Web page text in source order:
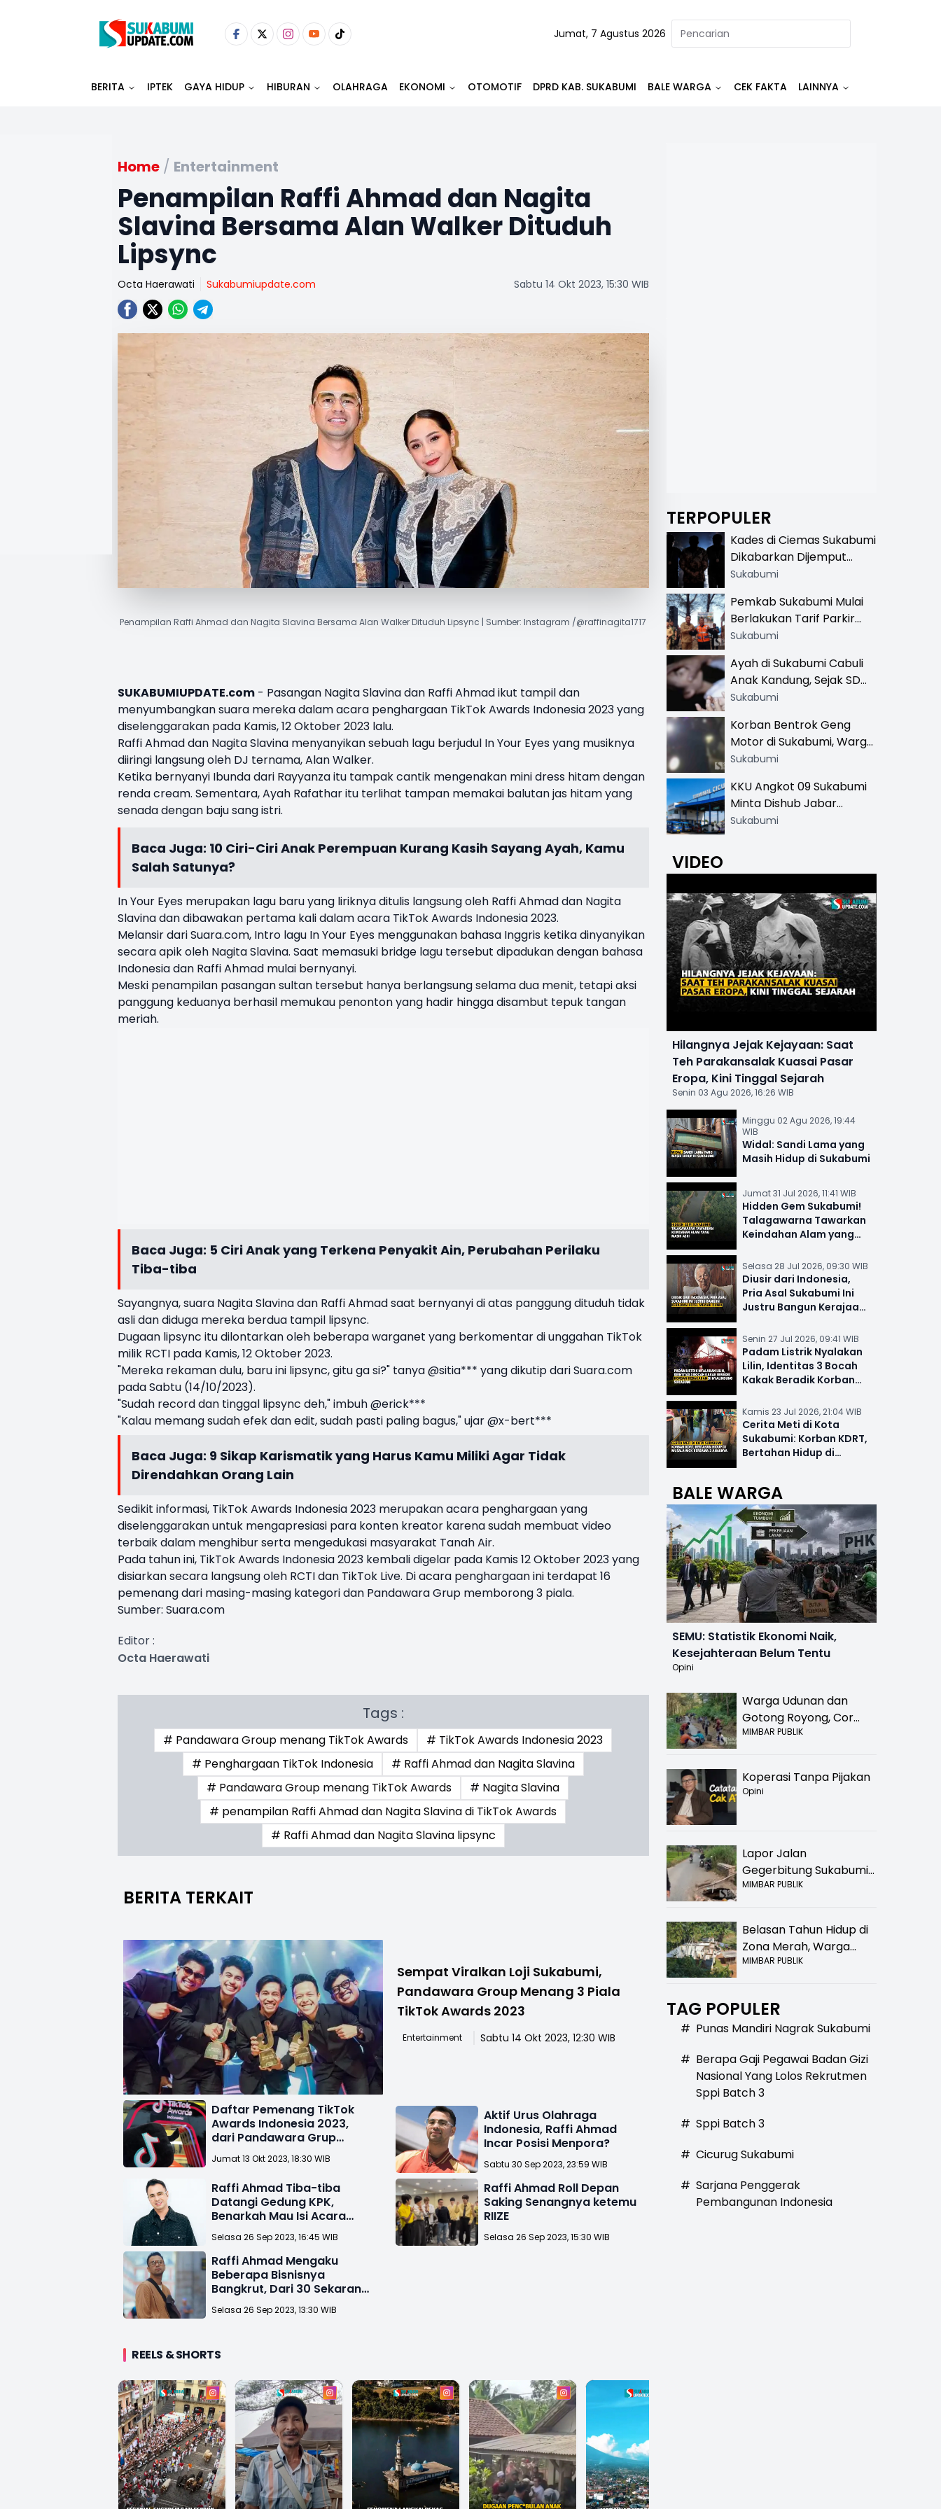
Jumat, 7 Agustus 2026
BERITA IPTEK GAYA HIDUP HIBURAN OLAHRAGA EKONOMI OTOMOTIF DPRD KAB. SUKABUMI BALE WARGA CEK FAKTA LAINNYA
Home / Entertainment
Penampilan Raffi Ahmad dan Nagita
Slavina Bersama Alan Walker Dituduh
Lipsync
Octa Haerawati Sukabumiupdate.com Sabtu 14 Okt 2023, 15:30 WIB
Penampilan Raffi Ahmad dan Nagita Slavina Bersama Alan Walker Dituduh Lipsync | Sumber: Instagram /@raffinagita1717
SUKABUMIUPDATE.com - Pasangan Nagita Slavinadan Raffi Ahmad ikut tampil dan
menyumbangkan suara mereka dalam acara penghargaan TikTok Awards Indonesia 2023yang
diselenggarakan pada Kamis, 12 Oktober 2023 lalu.
Raffi Ahmad dan Nagita Slavina menyanyikan sebuah lagu berjudul In Your Eyes yang musiknya
diiringi langsung oleh DJ ternama, Alan Walker.
Ketika bernyanyi Ibunda dari Rayyanza itu tampak cantik mengenakan mini dress hitam dengan
renda cream. Sementara, Ayah Rafathar itu terlihat tampan memakai balutan jas hitam yang
senada dengan baju sang istri.
Baca Juga: 10 Ciri-Ciri Anak Perempuan Kurang Kasih Sayang Ayah, Kamu
Salah Satunya?
In Your Eyes merupakan lagu baru yang liriknya ditulis langsung oleh Raffi Ahmad dan Nagita
Slavina dan dibawakan pertama kali dalam acara TikTok Awards Indonesia 2023.
Melansir dari Suara.com, Intro lagu In Your Eyes menggunakan bahasa Inggris ketika dinyanyikan
secara apik oleh Nagita Slavina. Saat memasuki bridge lagu tersebut dipadukan dengan bahasa
Indonesia dan Raffi Ahmad mulai bernyanyi.
Meski penampilan pasangan sultan tersebut hanya berlangsung selama dua menit, tetapi aksi
panggung keduanya berhasil memukau penonton yang hadir hingga disambut tepuk tangan
meriah.
Baca Juga: 5 Ciri Anak yang Terkena Penyakit Ain, Perubahan Perilaku
Tiba-tiba
Sayangnya, suara Nagita Slavina dan Raffi Ahmad saat bernyanyi di atas panggung dituduh tidak
asli dan diduga mereka berdua tampil lipsync.
Dugaan lipsync itu dilontarkan oleh beberapa warganet yang berkomentar di unggahan TikTok
milik RCTI pada Kamis, 12 Oktober 2023.
"Mereka rekaman dulu, baru ini lipsync, gitu ga si?" tanya @sitia*** yang dikutip dari Suara.com
pada Sabtu (14/10/2023).
"Sudah record dan tinggal lipsync deh," imbuh @erick***
"Kalau memang sudah efek dan edit, sudah pasti paling bagus," ujar @x-bert***
Baca Juga: 9 Sikap Karismatik yang Harus Kamu Miliki Agar Tidak
Direndahkan Orang Lain
Sedikit informasi, TikTok Awards Indonesia 2023 merupakan acara penghargaan yang
diselenggarakan untuk mengapresiasi para konten kreator karena sudah membuat video
terbaik dalam menghibur serta mengedukasi masyarakat Tanah Air.
Pada tahun ini, TikTok Awards Indonesia 2023 kembali digelar pada Kamis 12 Oktober 2023 yang
disiarkan secara langsung oleh RCTI dan TikTok Live. Di acara penghargaan ini terdapat 16
pemenang dari masing-masing kategori dan Pandawara Grup memborong 3 piala.
Sumber: Suara.com
Editor :
Octa Haerawati
Tags :
# Pandawara Group menang TikTok Awards
# TikTok Awards Indonesia 2023
# Penghargaan TikTok Indonesia
# Raffi Ahmad dan Nagita Slavina
# Pandawara Group menang TikTok Awards
# Nagita Slavina
# penampilan Raffi Ahmad dan Nagita Slavina di TikTok Awards
# Raffi Ahmad dan Nagita Slavina lipsync
BERITA TERKAIT
Sempat Viralkan Loji Sukabumi,
Pandawara Group Menang 3 Piala
TikTok Awards 2023
Entertainment Sabtu 14 Okt 2023, 12:30 WIB
Daftar Pemenang TikTok
Awards Indonesia 2023,
dari Pandawara Grup
Jumat 13 Okt 2023, 18:30 WIB
Aktif Urus Olahraga
Indonesia, Raffi Ahmad
Incar Posisi Menpora?
Sabtu 30 Sep 2023, 23:59 WIB
Raffi Ahmad Tiba-tiba
Datangi Gedung KPK,
Benarkah Mau Isi Acara
Selasa 26 Sep 2023, 16:45 WIB
Raffi Ahmad Roll Depan
Saking Senangnya ketemu
RIIZE
Selasa 26 Sep 2023, 15:30 WIB
Raffi Ahmad Mengaku
Beberapa Bisnisnya
Bangkrut, Dari 30 Sekarang
Selasa 26 Sep 2023, 13:30 WIB
REELS & SHORTS
TERPOPULER
Kades di Ciemas Sukabumi
Dikabarkan Dijemput
Satnarkoba, Polisi
Sukabumi
Pemkab Sukabumi Mulai
Berlakukan Tarif Parkir
Resmi di 13 Lokasi Wisata,
Khusus
Sukabumi
Ayah di Sukabumi Cabuli
Anak Kandung, Sejak SD
Hingga SMA
Sukabumi
Korban Bentrok Geng
Motor di Sukabumi, Warga
dan Sopir Tangki
Sukabumi
KKU Angkot 09 Sukabumi
Minta Dishub Jabar
Tertibkan Trayek Ciawi-
Sukabumi
VIDEO
Hilangnya Jejak Kejayaan: Saat
Teh Parakansalak Kuasai Pasar
Eropa, Kini Tinggal Sejarah
Senin 03 Agu 2026, 16:26 WIB
Minggu 02 Agu 2026, 19:44
WIB
Widal: Sandi Lama yang
Masih Hidup di Sukabumi
Jumat 31 Jul 2026, 11:41 WIB
Hidden Gem Sukabumi!
Talagawarna Tawarkan
Keindahan Alam yang
Selasa 28 Jul 2026, 09:30 WIB
Diusir dari Indonesia,
Pria Asal Sukabumi Ini
Justru Bangun Kerajaan
Senin 27 Jul 2026, 09:41 WIB
Padam Listrik Nyalakan
Lilin, Identitas 3 Bocah
Kakak Beradik Korban
Kamis 23 Jul 2026, 21:04 WIB
Cerita Meti di Kota
Sukabumi: Korban KDRT,
Bertahan Hidup di
BALE WARGA
SEMU: Statistik Ekonomi Naik,
Kesejahteraan Belum Tentu
Opini
Warga Udunan dan
Gotong Royong, Cor
Jalan Hancur di
MIMBAR PUBLIK
Koperasi Tanpa Pijakan
Opini
Lapor Jalan
Gegerbitung Sukabumi
Bolong! Bahaya Bagi
MIMBAR PUBLIK
Belasan Tahun Hidup di
Zona Merah, Warga
Kampung Nangewer
Relokasi
MIMBAR PUBLIK
TAG POPULER
# Punas Mandiri Nagrak Sukabumi
# Berapa Gaji Pegawai Badan Gizi
Nasional Yang Lolos Rekrutmen
Sppi Batch 3
# Sppi Batch 3
# Cicurug Sukabumi
# Sarjana Penggerak
Pembangunan Indonesia